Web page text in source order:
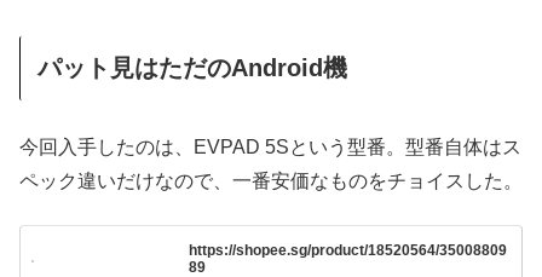
パット見はただのAndroid機
今回入手したのは、EVPAD 5Sという型番。型番自体はス
ペック違いだけなので、一番安価なものをチョイスした。
https://shopee.sg/product/18520564/35008809
89